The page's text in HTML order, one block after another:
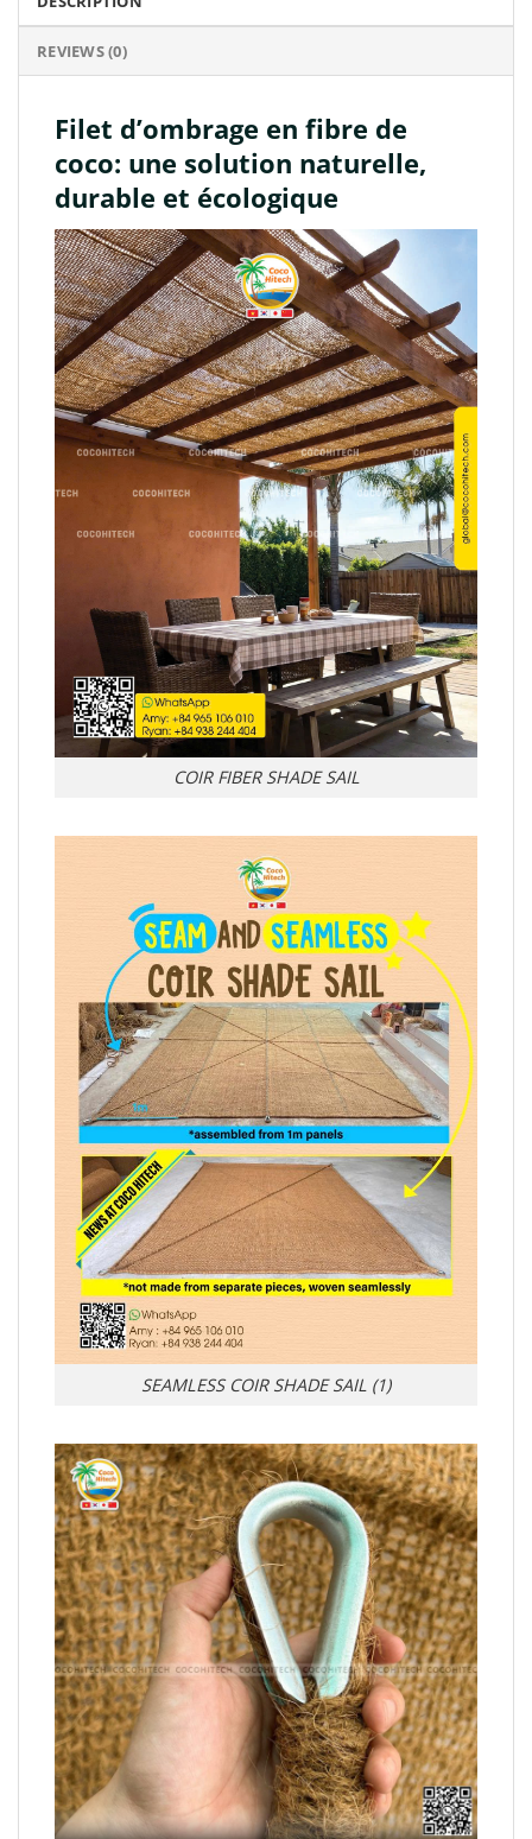
REVIEWS (0)
Filet d’ombrage en fibre de
coco: une solution naturelle,
durable et écologique
COIR FIBER SHADE SAIL
SEAMLESS COIR SHADE SAIL (1)